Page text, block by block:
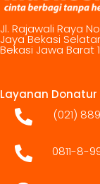
Jl. Rajawali Raya
Jaya Bekasi
Bekasi Jawa Barat
Layanan Donatur
(021)
0811-8-